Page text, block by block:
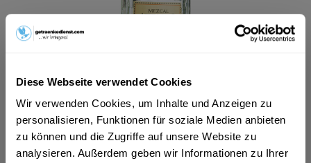
Diese Webseite verwendet Cookies
Wir verwenden Cookies, um Inhalte und Anzeigen zu
personalisieren, Funktionen für soziale Medien anbieten
zu können und die Zugriffe auf unsere Website zu
analysieren. Außerdem geben wir Informationen zu Ihrer
ab 40,99 € *
Inhalt:0.7 Liter (58,56 € * / 1 Liter)
inkl. MwSt.
Vorrätig